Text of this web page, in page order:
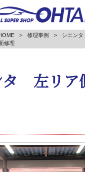
> 修理事例 > シエンタ
修理
タ 左リア